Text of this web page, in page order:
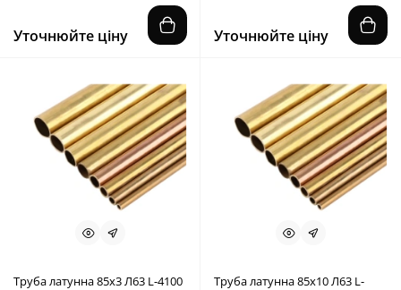
Уточнюйте ціну Уточнюйте ціну
Труба латунна 85x3 Л63 L-4100
Труба латунна 85x10 Л63 L-